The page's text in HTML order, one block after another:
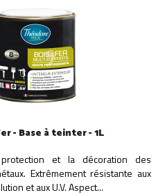
- Base à teinter - 1L
et la décoration des
Extrêmement résistante aux
et aux U.V. Aspect...